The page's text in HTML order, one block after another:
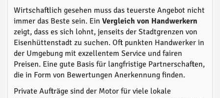
Wirtschaftlich gesehen muss das teuerste Angebot nicht
immer das Beste sein. Ein Vergleich von Handwerkern
zeigt, dass es sich lohnt, jenseits der Stadtgrenzen von
Eisenhüttenstadt zu suchen. Oft punkten Handwerker in
der Umgebung mit exzellentem Service und fairen
Preisen. Eine gute Basis für langfristige Partnerschaften,
die in Form von Bewertungen Anerkennung finden.
Private Aufträge sind der Motor für viele lokale